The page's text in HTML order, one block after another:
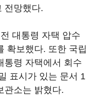
전망했다.
대통령 자택 압수
확보했다. 또한 국립
통령 자택에서 회수
표시가 있는 문서 1
관소는 밝혔다.